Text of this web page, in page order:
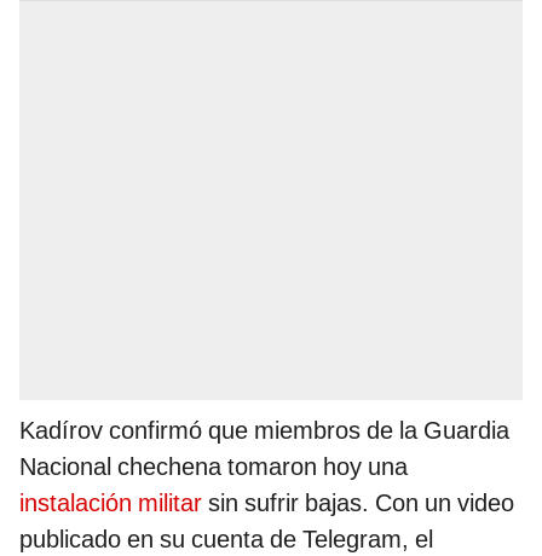
Kadírov confirmó que miembros de la Guardia
Nacional chechena tomaron hoy una
instalación militar sin sufrir bajas. Con un video
publicado en su cuenta de Telegram, el